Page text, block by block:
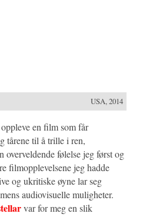
USA, 2014
en film som får
tårene til å trille i ren,
følelse jeg først og
filmopplevelsene jeg hadde
og ukritiske øyne lar seg
audiovisuelle muligheter.
var for meg en slik